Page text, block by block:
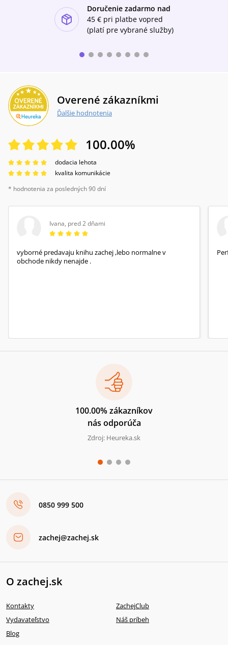
Doručenie zadarmo nad
45 € pri platbe vopred
(platí pre vybrané služby)
Overené zákazníkmi
Ďalšie hodnotenia
100.00%
dodacia lehota
kvalita komunikácie
* hodnotenia za posledných 90 dní
Ivana, pred 2 dňami
vyborné predavaju knihu zachej ,lebo normalne v
obchode nikdy nenajde .
100.00% zákazníkov
nás odporúča
Zdroj: Heureka.sk
0850 999 500
zachej@zachej.sk
O zachej.sk
Kontakty
ZachejClub
Vydavateľstvo
Náš príbeh
Blog